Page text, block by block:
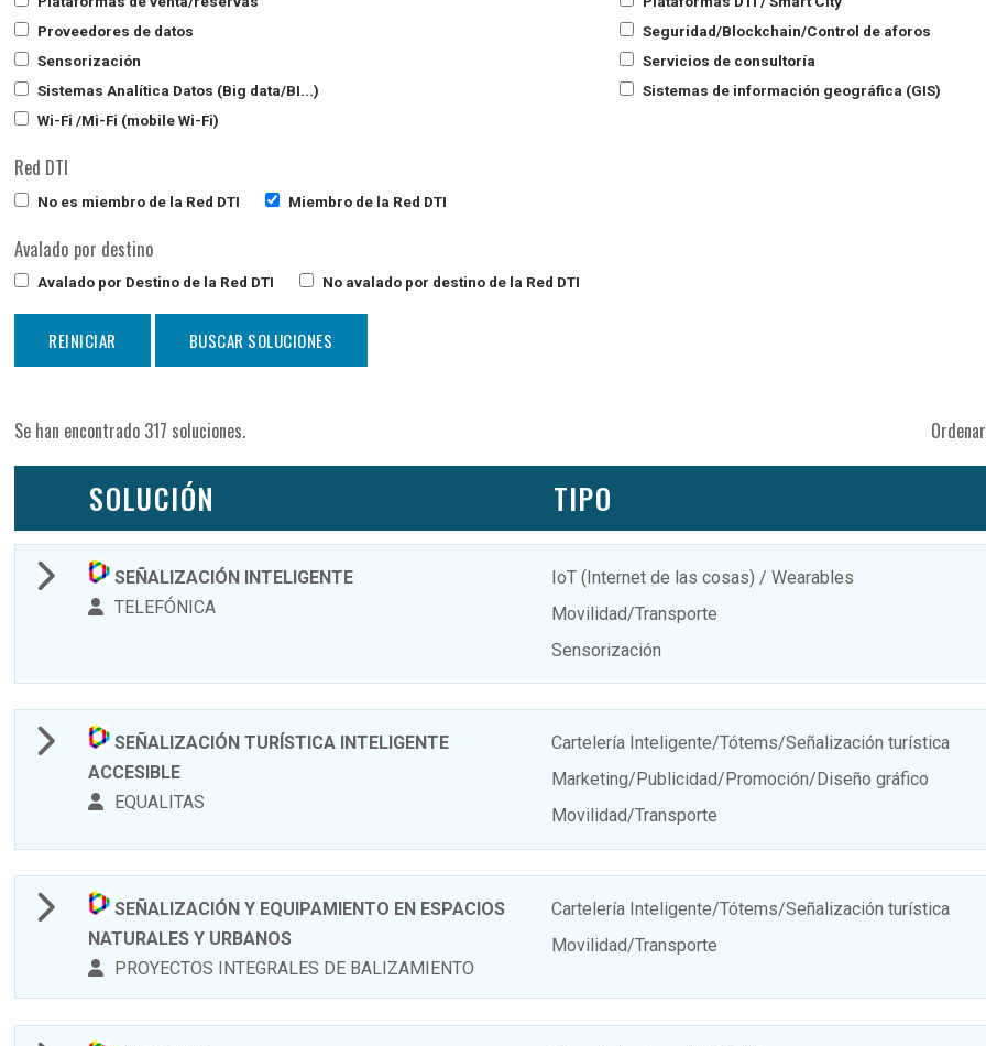
Proveedores de datos
Seguridad/Blockchain/Control de aforos
Sensorización
Servicios de consultoría
Sistemas Analítica Datos (Big data/BI...)
Sistemas de información geográfica (GIS)
Wi-Fi /Mi-Fi (mobile Wi-Fi)
Red DTI
No es miembro de la Red DTI Miembro de la Red DTI
Avalado por destino
Avalado por Destino de la Red DTI No avalado por destino de la Red DTI
Se han encontrado 317 soluciones.
SOLUCIÓN TIPO
SEÑALIZACIÓN INTELIGENTE
TELEFÓNICA
IoT (Internet de las cosas) / Wearables
Movilidad/Transporte
Sensorización
SEÑALIZACIÓN TURÍSTICA INTELIGENTE
ACCESIBLE
EQUALITAS
Cartelería Inteligente/Tótems/Señalización turística
Marketing/Publicidad/Promoción/Diseño gráfico
Movilidad/Transporte
SEÑALIZACIÓN Y EQUIPAMIENTO EN ESPACIOS
NATURALES Y URBANOS
PROYECTOS INTEGRALES DE BALIZAMIENTO
Cartelería Inteligente/Tótems/Señalización turística
Movilidad/Transporte